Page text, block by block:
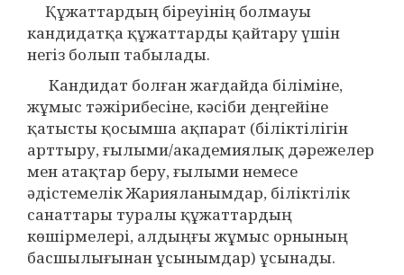
Құжаттардың біреуінің болмауы
кандидатқа құжаттарды қайтару үшін
негіз болып табылады.
Кандидат болған жағдайда біліміне,
жұмыс тәжірибесіне, кәсіби деңгейіне
қатысты қосымша ақпарат (біліктілігін
арттыру, ғылыми/академиялық дәрежелер
мен атақтар беру, ғылыми немесе
әдістемелік Жарияланымдар, біліктілік
санаттары туралы құжаттардың
көшірмелері, алдыңғы жұмыс орнының
басшылығынан ұсынымдар) ұсынады.